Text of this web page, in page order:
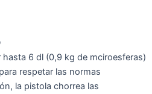
6 dl (0,9 kg de mciroesferas)
respetar las normas
la pistola chorrea las